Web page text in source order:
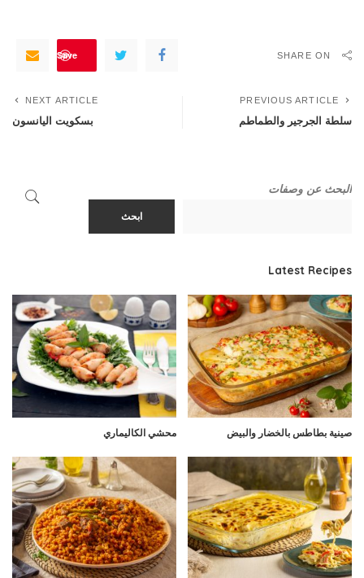
SHARE ON
Save
PREVIOUS ARTICLE
سلطة الجرجير والطماطم
NEXT ARTICLE
بسكويت اليانسون
البحث عن وصفات
ابحث
Latest Recipes
صينية بطاطس بالخضار والبيض محشي الكاليماري